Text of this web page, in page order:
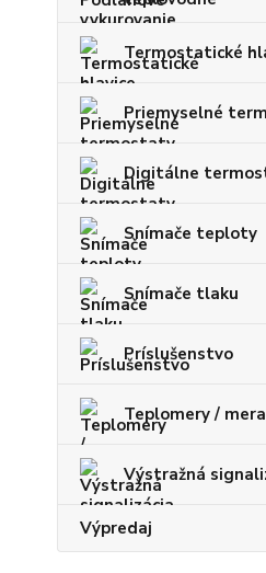
Termostatické
Priemyselné
Digitálne
Snímače teploty
Snímače tlaku
Príslušenstvo
Teplomery /
Výstražná
Výpredaj